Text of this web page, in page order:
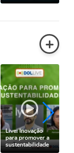
+
Live: Inovação
para promover a
sustentabilidade